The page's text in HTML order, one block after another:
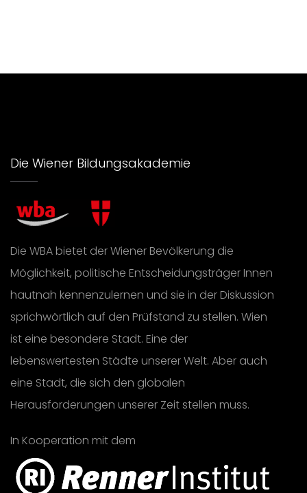
Die Wiener Bildungsakademie
Die WBA bietet der Wiener Bevölkerung die
Möglichkeit, politische Entscheidungsträger Innen
hautnah kennenzulernen und sie in der Diskussion
sprichwörtlich auf den Prüfstand zu stellen. Wien
ist eine besondere Stadt. Eine der
lebenswertesten Städte unserer Welt. Aber auch
eine Stadt, die sich den globalen
Herausforderungen unserer Zeit stellen muss.
In Kooperation mit dem